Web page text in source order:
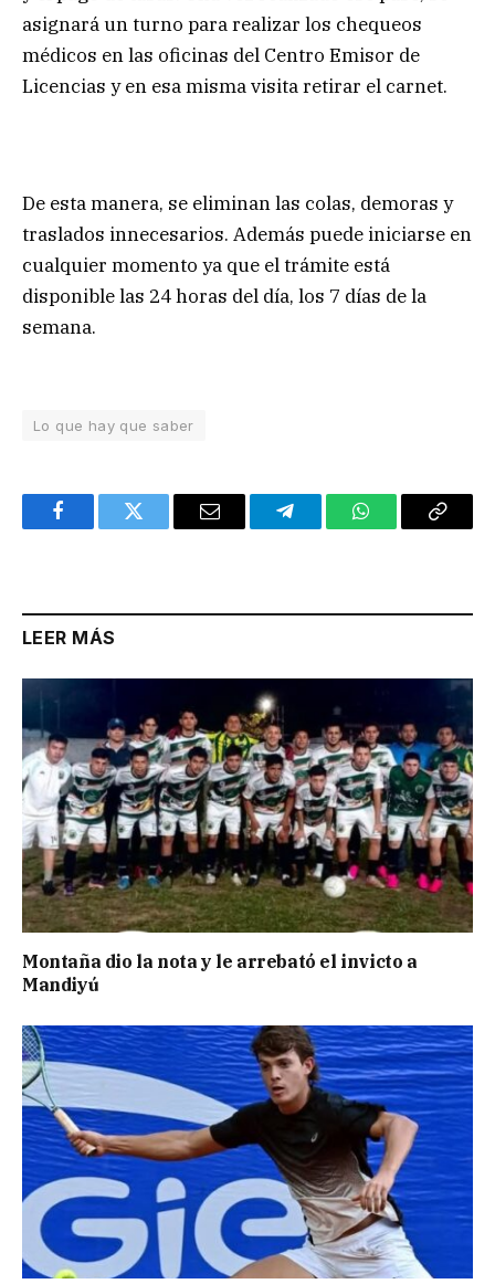
asignará un turno para realizar los chequeos
médicos en las oficinas del Centro Emisor de
Licencias y en esa misma visita retirar el carnet.
De esta manera, se eliminan las colas, demoras y
traslados innecesarios. Además puede iniciarse en
cualquier momento ya que el trámite está
disponible las 24 horas del día, los 7 días de la
semana.
Lo que hay que saber
FacebookTwitter Email TelegramWhatsAppCopy
LEER MÁS
Montaña dio la nota y le arrebató el invicto a
Mandiyú